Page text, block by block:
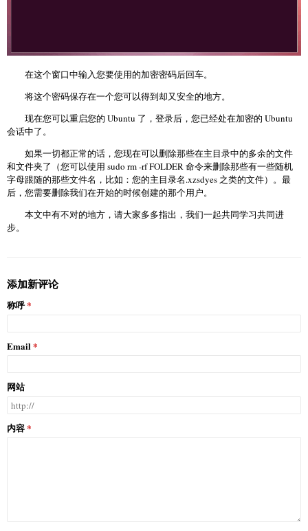
在这个窗口中输入您要使用的加密密码后回车。
将这个密码保存在一个您可以得到却又安全的地方。
现在您可以重启您的 Ubuntu 了，登录后，您已经处在加密的 Ubuntu
会话中了。
如果一切都正常的话，您现在可以删除那些在主目录中的多余的文件
和文件夹了（您可以使用 sudo rm -rf FOLDER 命令来删除那些有一些随机
字母跟随的那些文件名，比如：您的主目录名.xzsdyes 之类的文件）。最
后，您需要删除我们在开始的时候创建的那个用户。
本文中有不对的地方，请大家多多指出，我们一起共同学习共同进
步。
添加新评论
称呼
Email
网站
内容